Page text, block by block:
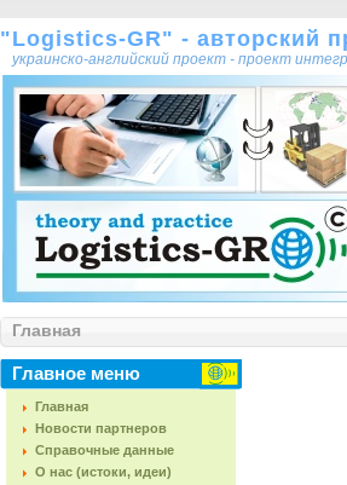
"Logistics-GR" - авторский
украинско-английский проект - проект
Главная
Главное меню
Главная
Новости партнеров
Справочные данные
О нас (истоки, идеи)